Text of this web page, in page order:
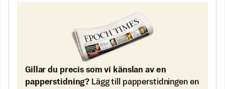
Gillar du precis som vi känslan av en
papperstidning? Lägg till papperstidningen en